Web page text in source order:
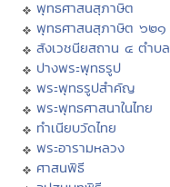
พุทธศาสนสุภาษิต
พุทธศาสนสุภาษิต ๖๒๑
สังเวชนียสถาน ๔ ตำบล
ปางพระพุทธรูป
พระพุทธรูปสำคัญ
พระพุทธศาสนาในไทย
ทำเนียบวัดไทย
พระอารามหลวง
ศาสนพิธี